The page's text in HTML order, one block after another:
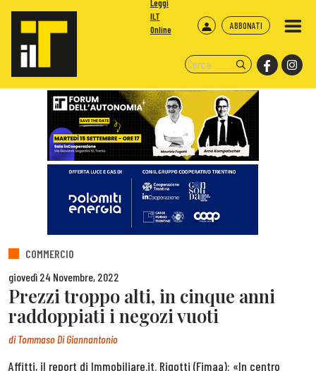
ABBONATI
Leggi
ILT
Online
COMMERCIO
giovedì 24 Novembre, 2022
Prezzi troppo alti, in cinque anni
raddoppiati i negozi vuoti
diTommaso Di Giannantonio
Affitti, il report di Immobiliare.it. Rigotti (Fimaa): «In centro